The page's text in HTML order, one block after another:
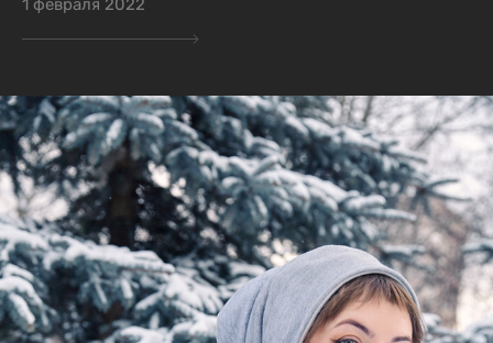
1 февраля 2022